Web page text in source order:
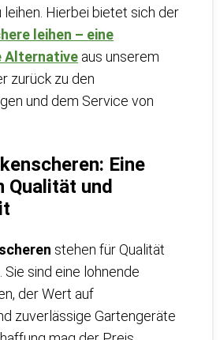
Hierbei bietet sich der
leihen – eine
Alternative aus unserem
zurück zu den
und dem Service von
Eine
Qualität und
stehen für Qualität
sind eine lohnende
der Wert auf
zuverlässige Gartengeräte